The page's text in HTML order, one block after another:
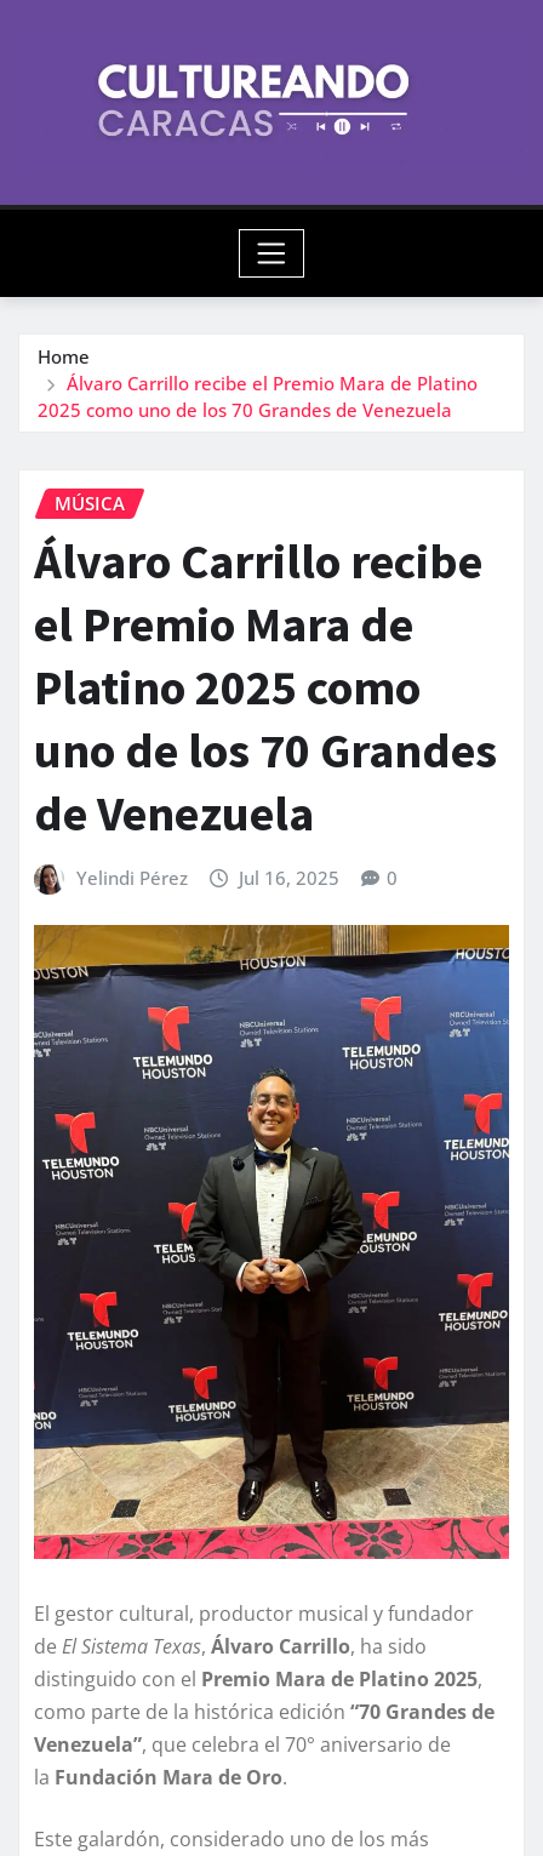
Home
Álvaro Carrillo recibe el Premio Mara de Platino
2025 como uno de los 70 Grandes de Venezuela
MÚSICA
Álvaro Carrillo recibe
el Premio Mara de
Platino 2025 como
uno de los 70 Grandes
de Venezuela
Yelindi Pérez Jul 16, 2025 0
El gestor cultural, productor musical y fundador
de El Sistema Texas, Álvaro Carrillo, ha sido
distinguido con el Premio Mara de Platino 2025,
como parte de la histórica edición “70 Grandes de
Venezuela”, que celebra el 70° aniversario de
la Fundación Mara de Oro.
Este galardón, considerado uno de los más